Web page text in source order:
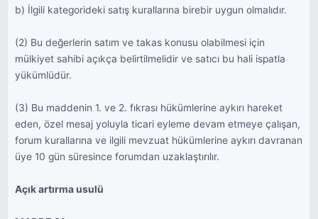
b) İlgili kategorideki satış kurallarına birebir uygun olmalıdır.
(2) Bu değerlerin satım ve takas konusu olabilmesi için
mülkiyet sahibi açıkça belirtilmelidir ve satıcı bu hali ispatla
yükümlüdür.
(3) Bu maddenin 1. ve 2. fıkrası hükümlerine aykırı hareket
eden, özel mesaj yoluyla ticari eyleme devam etmeye çalışan,
forum kurallarına ve ilgili mevzuat hükümlerine aykırı davranan
üye 10 gün süresince forumdan uzaklaştırılır.
Açık artırma usulü